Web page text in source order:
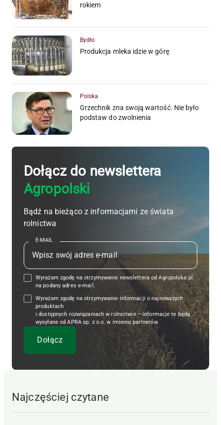
rokiem
Bydło
Produkcja mleka idzie w górę
Polska
Grzechnik zna swoją wartość. Nie było
podstaw do zwolnienia
Dołącz do newslettera
Agropolski
Bądź na bieżąco z informacjami ze świata
rolnictwa
E-MAIL
Wyrażam zgodę na otrzymywanie newslettera od Agropolska.pl
na podany adres e-mail.
Wyrażam zgodę na otrzymywanie informacji o najnowszych
produktach
i dostępnych rozwiązaniach w rolnictwie – informacje te będą
wysyłane od APRA sp. z o.o. w imieniu partnerów.
Najczęściej czytane